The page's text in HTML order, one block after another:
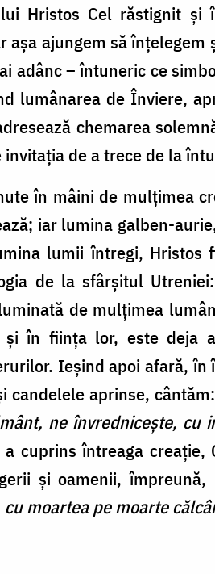
Hristos Cel răstignit și
așa ajungem să
adânc – întuneric ce
lumânarea de Înviere,
chemarea
de a trece de la
în mâini de mulțimea
iar lumina galben-
lumii întregi, Hristos
de la sfârșitul Utreniei:
de mulțimea
în ființa lor, este deja
Ieșind apoi afară,
candelele aprinse, cântăm:
ne învrednicește, cu
cuprins întreaga
și oamenii,
moartea pe moarte